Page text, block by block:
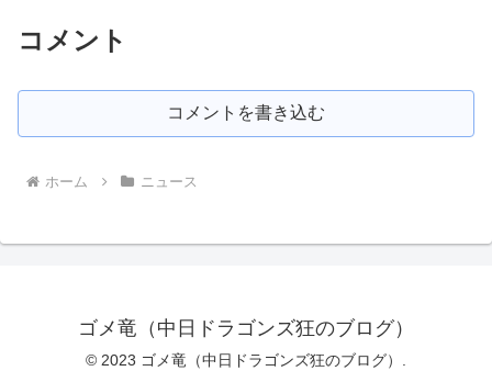
コメント
コメントを書き込む
ホーム ニュース
ゴメ竜（中日ドラゴンズ狂のブログ）
© 2023 ゴメ竜（中日ドラゴンズ狂のブログ）.